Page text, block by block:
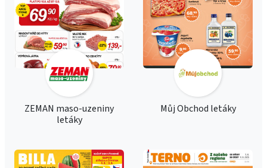
ZEMAN maso-uzeniny
letáky
Můj Obchod letáky